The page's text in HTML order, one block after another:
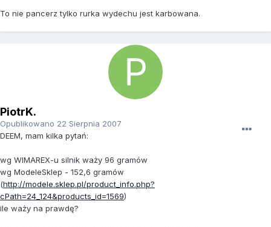
To nie pancerz tylko rurka wydechu jest karbowana.
PiotrK.
Opublikowano 22 Sierpnia 2007
DEEM, mam kilka pytań:
wg WIMAREX-u silnik waży 96 gramów
wg ModeleSklep - 152,6 gramów
(http://modele.sklep.pl/product_info.php?
cPath=24_124&products_id=1569)
ile waży na prawdę?